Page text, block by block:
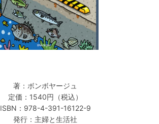
著：ボンボヤージュ
定価：1540円（税込）
ISBN：978-4-391-16122-9
発行：主婦と生活社